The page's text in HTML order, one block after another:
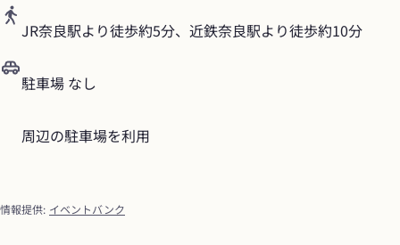
JR奈良駅より徒歩約5分、近鉄奈良駅より徒歩約10分
駐車場 なし
周辺の駐車場を利用
情報提供: イベントバンク